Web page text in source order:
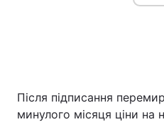
Після підписання
минулого місяця ціни на